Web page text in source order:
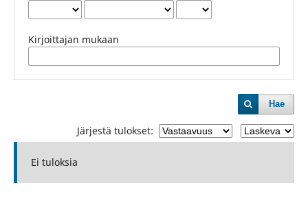
Kirjoittajan mukaan
Hae
Järjestä tulokset:
Ei tuloksia